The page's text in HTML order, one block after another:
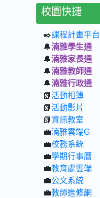
校園快捷
✒️課程計畫平台
🔔湳雅學生通
🔔湳雅家長通
🔔湳雅教師通
🔔湳雅行政通
📗活動相簿
📗活動影片
📗資訊教室
💼湳雅雲端G
💼校務系統
💼學期行事曆
💼教育處雲端
💼公文系統
💼教師進修網